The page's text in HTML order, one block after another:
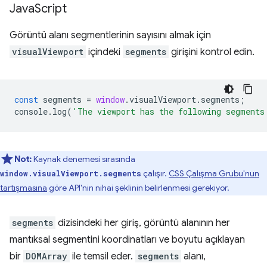
JavaScript
Görüntü alanı segmentlerinin sayısını almak için
visualViewport içindeki segments girişini kontrol edin.
const segments = window.visualViewport . segments ;
console. log( 'The viewport has the following
Not:Kaynak denemesi sırasında
window.visualViewport.segments çalışır. CSS Çalışma Grubu'nun
tartışmasına göre API'nin nihai şeklinin belirlenmesi gerekiyor.
segments dizisindeki her giriş, görüntü alanının her
mantıksal segmentini koordinatları ve boyutu açıklayan
bir DOMArray ile temsil eder. segments alanı,